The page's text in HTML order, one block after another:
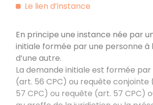
Le lien d’instance
En principe une instance née par
initiale formée par une personne à
d’une autre.
La demande initiale est formée par
(art. 56 CPC) ou requête conjointe
57 CPC) ou requête (art. 57 CPC)